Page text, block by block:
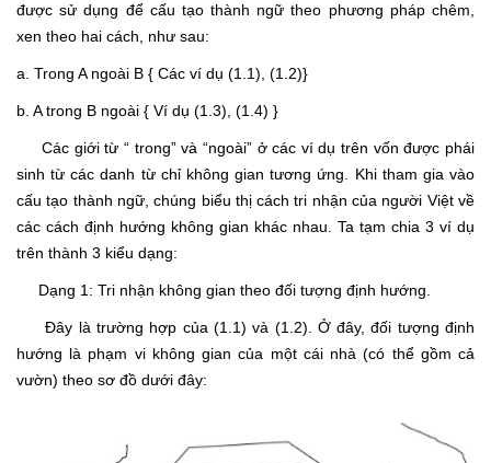
được sử dụng để cấu tạo thành ngữ theo phương pháp chêm,
xen theo hai cách, như sau:
a. Trong A ngoài B { Các ví dụ (1.1), (1.2)}
b. A trong B ngoài { Ví dụ (1.3), (1.4) }
Các giới từ “ trong” và “ngoài” ở các ví dụ trên vốn được phái
sinh từ các danh từ chỉ không gian tương ứng. Khi tham gia vào
cấu tạo thành ngữ, chúng biểu thị cách tri nhận của người Việt về
các cách định hướng không gian khác nhau. Ta tạm chia 3 ví dụ
trên thành 3 kiểu dạng:
Dạng 1: Tri nhận không gian theo đối tượng định hướng.
Đây là trường hợp của (1.1) và (1.2). Ở đây, đối tượng định
hướng là phạm vi không gian của một cái nhà (có thể gồm cả
vườn) theo sơ đồ dưới đây: